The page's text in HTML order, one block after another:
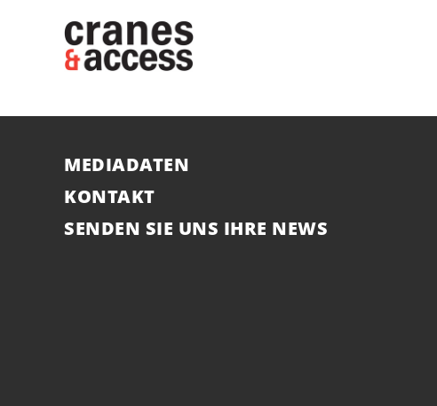
MEDIADATEN
KONTAKT
SENDEN SIE UNS IHRE NEWS